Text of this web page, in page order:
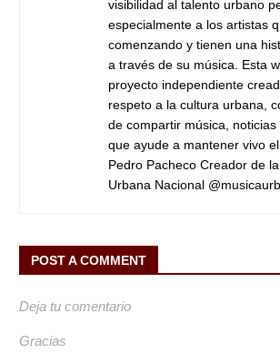
visibilidad al talento urbano
especialmente a los artistas
comenzando y tienen una
a través de su música. Esta
proyecto independiente
respeto a la cultura urbana,
de compartir música,
que ayude a mantener vivo
Pedro Pacheco Creador de
Urbana Nacional
POST A COMMENT
Deja tu comentario
Gracias